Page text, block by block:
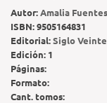
Autor:Amalia Fuentes
ISBN:9505164831
Editorial:Siglo Veinte
Edición: 1
Páginas:
Formato:
Cant. tomos: